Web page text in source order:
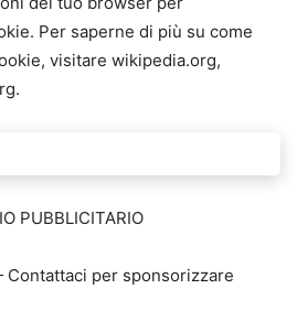
Per saperne di più su come
visitare wikipedia.org,
PUBBLICITARIO
per sponsorizzare